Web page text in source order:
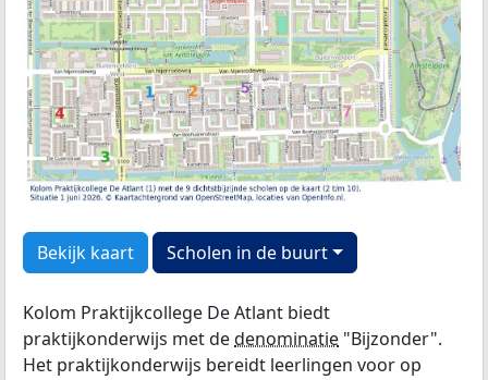
Bekijk kaart Scholen in de buurt
Kolom Praktijkcollege De Atlant biedt
praktijkonderwijs met dedenominatie "Bijzonder".
Het praktijkonderwijs bereidt leerlingen voor op